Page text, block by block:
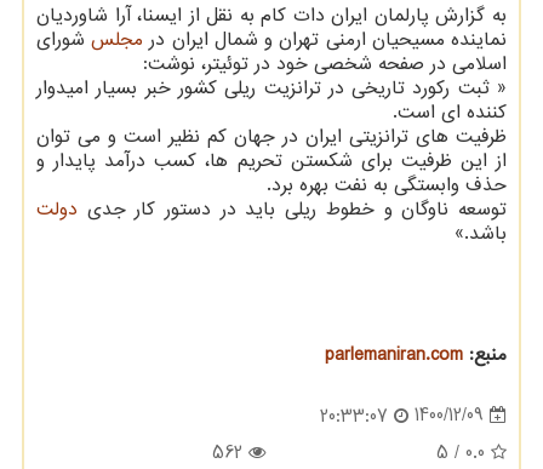
به گزارش پارلمان ایران دات کام به نقل از ایسنا، آرا شاوردیان
نماینده مسیحیان ارمنی تهران و شمال ایران در مجلسشورای
اسلامی در صفحه شخصی خود در توئیتر، نوشت:
« ثبت رکورد تاریخی در ترانزیت ریلی کشور خبر بسیار امیدوار
کننده ای است.
ظرفیت های ترانزیتی ایران در جهان کم نظیر است و می توان
از این ظرفیت برای شکستن تحریم ها، کسب درآمد پایدار و
حذف وابستگی به نفت بهره برد.
توسعه ناوگان و خطوط ریلی باید در دستور کار جدی دولت
باشد.»
منبع: parlemaniran.com
1400/12/09
20:33:07
0.0
/ 5
562